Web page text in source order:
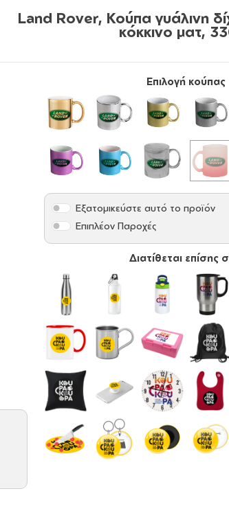
Land Rover, Κούπα γυάλινη
κόκκινο ματ,
Επιλογή κούπας
Εξατομικεύστε αυτό το προϊόν
Επιπλέον Παροχές
Διατίθεται επίσης